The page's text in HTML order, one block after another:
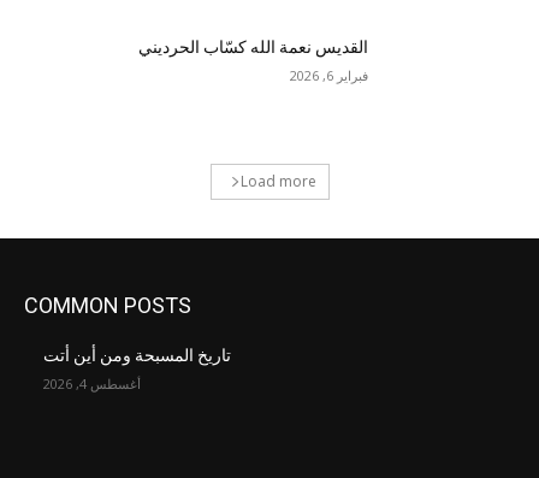
القديس نعمة الله كسّاب الحرديني
فبراير 6, 2026
Load more
COMMON POSTS
تاريخ المسبحة ومن أين أتت
أغسطس 4, 2026